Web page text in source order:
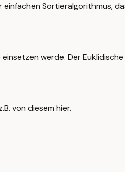
Sortieralgorithmus,
werde. Der
von diesem hier.